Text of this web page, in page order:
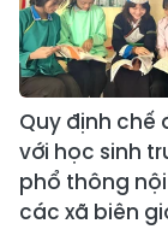
Quy định chế
với học sinh
phổ thông
các xã biên